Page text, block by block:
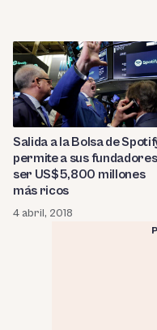
Salida a la Bolsa de
permite a sus fundadores
ser US$5,800 millones
más ricos
4 abril, 2018